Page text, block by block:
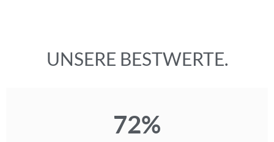
UNSERE BESTWERTE.
72%